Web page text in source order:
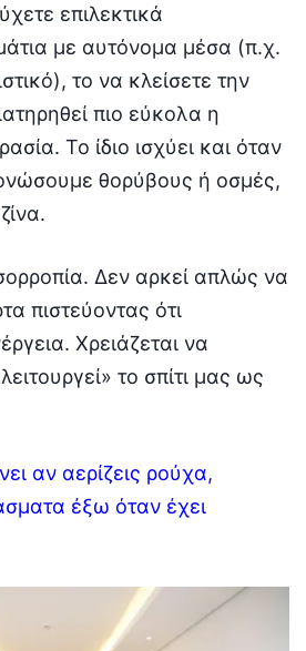
επιλεκτικά
με αυτόνομα μέσα (π.χ.
το να κλείσετε την
πιο εύκολα η
Το ίδιο ισχύει και όταν
θορύβους ή οσμές,
Δεν αρκεί απλώς να
πιστεύοντας ότι
Χρειάζεται να
το σπίτι μας ως
αν αερίζεις ρούχα,
έξω όταν έχει